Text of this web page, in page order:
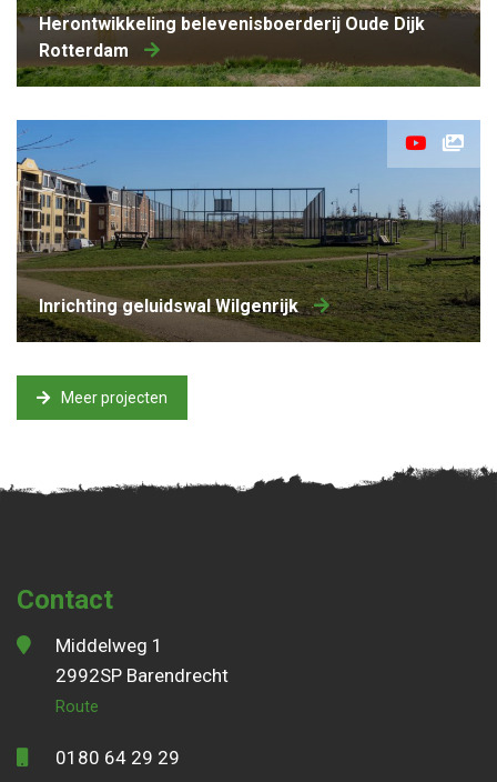
Herontwikkeling belevenisboerderij Oude Dijk
Rotterdam
Inrichting geluidswal Wilgenrijk
Meer projecten
Contact
Middelweg 1
2992SP Barendrecht
Route
0180 64 29 29